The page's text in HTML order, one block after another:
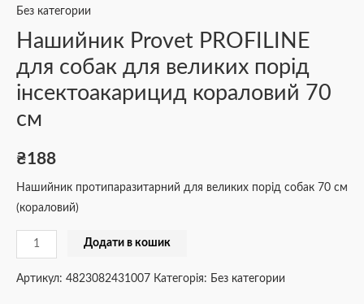
Без категории
Нашийник Provet PROFILINE
для собак для великих порід
інсектоакарицид кораловий 70
см
₴188
Нашийник протипаразитарний для великих порід собак 70 см
(кораловий)
кораловий
см
кількість
Додати в кошик
Артикул: 4823082431007 Категорія: Без категории